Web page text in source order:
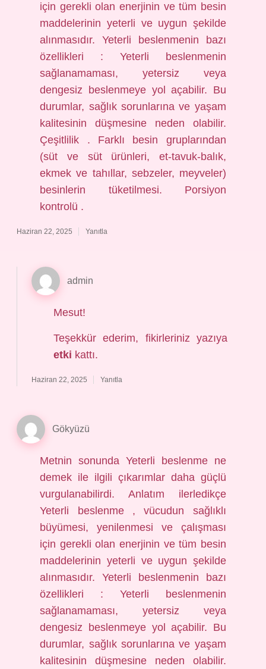
için gerekli olan enerjinin ve tüm besin
maddelerinin yeterli ve uygun şekilde
alınmasıdır. Yeterli beslenmenin bazı
özellikleri : Yeterli beslenmenin
sağlanamaması, yetersiz veya
dengesiz beslenmeye yol açabilir. Bu
durumlar, sağlık sorunlarına ve yaşam
kalitesinin düşmesine neden olabilir.
Çeşitlilik . Farklı besin gruplarından
(süt ve süt ürünleri, et-tavuk-balık,
ekmek ve tahıllar, sebzeler, meyveler)
besinlerin tüketilmesi. Porsiyon
kontrolü .
Haziran 22, 2025 Yanıtla
admin
Mesut!
Teşekkür ederim, fikirleriniz yazıya
etki kattı.
Haziran 22, 2025 Yanıtla
Gökyüzü
Metnin sonunda Yeterli beslenme ne
demek ile ilgili çıkarımlar daha güçlü
vurgulanabilirdi. Anlatım ilerledikçe
Yeterli beslenme , vücudun sağlıklı
büyümesi, yenilenmesi ve çalışması
için gerekli olan enerjinin ve tüm besin
maddelerinin yeterli ve uygun şekilde
alınmasıdır. Yeterli beslenmenin bazı
özellikleri : Yeterli beslenmenin
sağlanamaması, yetersiz veya
dengesiz beslenmeye yol açabilir. Bu
durumlar, sağlık sorunlarına ve yaşam
kalitesinin düşmesine neden olabilir.